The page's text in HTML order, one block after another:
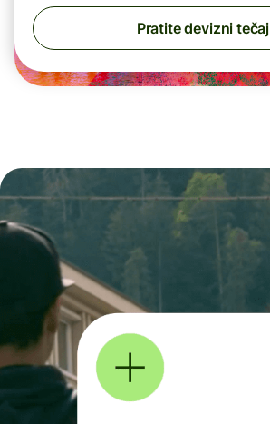
Pratite devizni tečaj